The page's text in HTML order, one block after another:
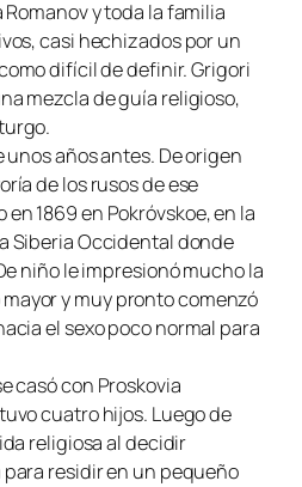
y toda la familia
casi hechizados por un
difícil de definir. Grigori
mezcla de guía religioso,
años antes. De origen
de los rusos de ese
1869 en Pokróvskoe, en la
Siberia Occidental donde
niño le impresionó mucho la
y muy pronto comenzó
el sexo poco normal para
casó con Proskovia
cuatro hijos. Luego de
religiosa al decidir
residir en un pequeño